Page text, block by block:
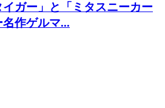
イガー」と「ミタスニーカー
作ゲルマ...